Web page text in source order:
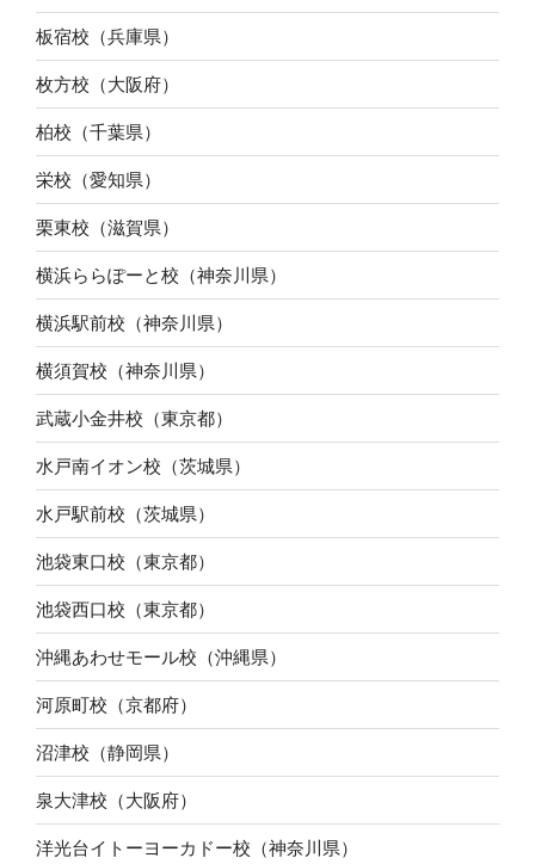
板宿校（兵庫県）
枚方校（大阪府）
柏校（千葉県）
栄校（愛知県）
栗東校（滋賀県）
横浜ららぽーと校（神奈川県）
横浜駅前校（神奈川県）
横須賀校（神奈川県）
武蔵小金井校（東京都）
水戸南イオン校（茨城県）
水戸駅前校（茨城県）
池袋東口校（東京都）
池袋西口校（東京都）
沖縄あわせモール校（沖縄県）
河原町校（京都府）
沼津校（静岡県）
泉大津校（大阪府）
洋光台イトーヨーカドー校（神奈川県）